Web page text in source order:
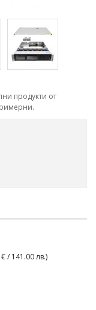
продукти от
/ 141.00 лв.)